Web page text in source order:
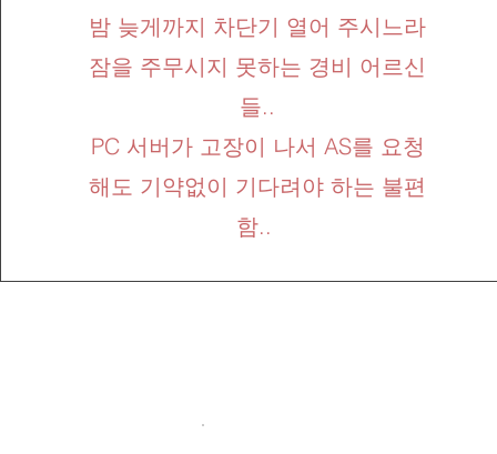
밤 늦게까지 차단기 열어 주시느라
잠을 주무시지 못하는 경비 어르신
들..
PC 서버가 고장이 나서 AS를 요청
해도 기약없이 기다려야 하는 불편
함..